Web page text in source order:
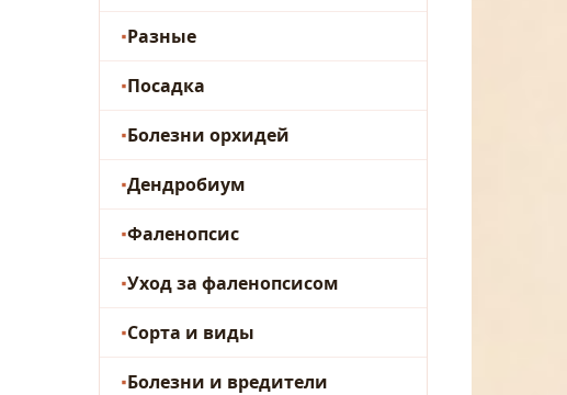
Разные
Посадка
Болезни орхидей
Дендробиум
Фаленопсис
Уход за фаленопсисом
Сорта и виды
Болезни и вредители